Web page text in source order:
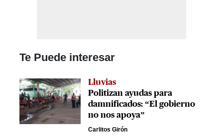
Te Puede interesar
Lluvias
Politizan ayudas para
damnificados: “El gobierno
no nos apoya”
Carlitos Girón